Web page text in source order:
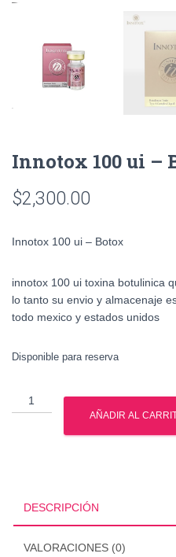
Innotox 100 ui –
$2,300.00
Innotox 100 ui – Botox
innotox 100 ui toxina botulinica
lo tanto su envio y almacenaje
todo mexico y estados unidos
Disponible para reserva
Innotox
100
AÑADIR AL
DESCRIPCIÓN
VALORACIONES (0)